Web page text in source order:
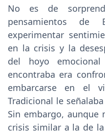
No es de
pensamientos
experimentar
en la crisis y la
del hoyo
encontraba era
embarcarse en el
Tradicional le
Sin embargo, aunque
crisis similar a la de